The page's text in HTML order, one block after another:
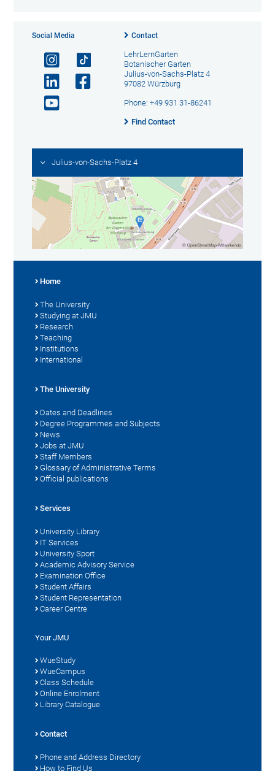
Social Media Contact
LehrLernGarten
Botanischer Garten
Julius-von-Sachs-Platz 4
97082 Würzburg
Phone: +49 931 31-86241
Find Contact
Julius-von-Sachs-Platz 4
Home
The University
Studying at JMU
Research
Teaching
Institutions
International
The University
Dates and Deadlines
Degree Programmes and Subjects
News
Jobs at JMU
Staff Members
Glossary of Administrative Terms
Official publications
Services
University Library
IT Services
University Sport
Academic Advisory Service
Examination Office
Student Affairs
Student Representation
Career Centre
Your JMU
WueStudy
WueCampus
Class Schedule
Online Enrolment
Library Catalogue
Contact
Phone and Address Directory
How to Find Us